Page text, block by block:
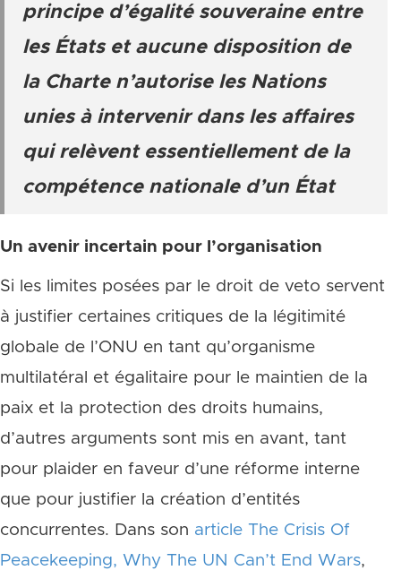
principe d’égalité souveraine entre
les États et aucune disposition de
la Charten’autorise les Nations
unies à intervenir dans les affaires
qui relèvent essentiellement de la
compétence nationale d’un État
Un avenir incertain pour l’organisation
Si les limites posées par le droit de veto servent
à justifier certaines critiques de la légitimité
globale de l’ONU en tant qu’organisme
multilatéral et égalitaire pour le maintien de la
paix et la protection des droits humains,
d’autres arguments sont mis en avant, tant
pour plaider en faveur d’une réforme interne
que pour justifier la création d’entités
concurrentes. Dans son article The Crisis Of
Peacekeeping, Why The UN Can’t End Wars,